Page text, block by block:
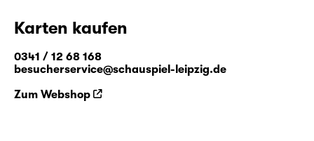
Karten kaufen
0341 / 12 68 168
besucherservice@schauspiel-leipzig.de
Zum Webshop